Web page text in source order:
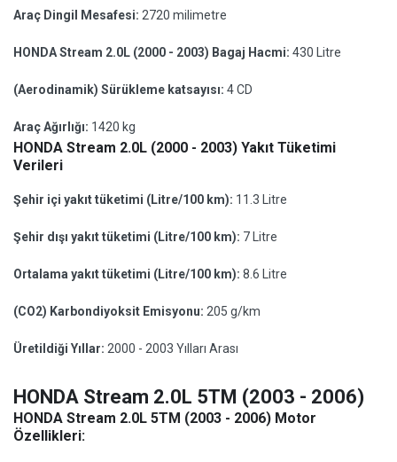
Araç Dingil Mesafesi: 2720 milimetre
HONDA Stream 2.0L (2000 - 2003) Bagaj Hacmi: 430 Litre
(Aerodinamik) Sürükleme katsayısı: 4 CD
Araç Ağırlığı: 1420 kg
HONDA Stream 2.0L (2000 - 2003) Yakıt Tüketimi
Verileri
Şehir içi yakıt tüketimi (Litre/100 km): 11.3 Litre
Şehir dışı yakıt tüketimi (Litre/100 km): 7 Litre
Ortalama yakıt tüketimi (Litre/100 km): 8.6 Litre
(CO2) Karbondiyoksit Emisyonu: 205 g/km
Üretildiği Yıllar: 2000 - 2003 Yılları Arası
HONDA Stream 2.0L 5TM (2003 - 2006)
HONDA Stream 2.0L 5TM (2003 - 2006) Motor
Özellikleri: